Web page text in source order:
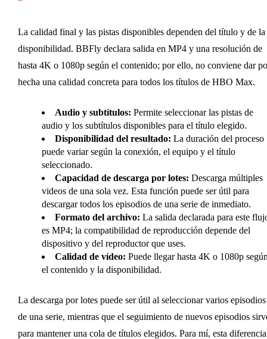
La calidad final y las pistas disponibles dependen del título y de la
disponibilidad. BBFly declara salida en MP4 y una resolución de
hasta 4K o 1080p según el contenido; por ello, no conviene dar
hecha una calidad concreta para todos los títulos de HBO Max.
Audio y subtítulos: Permite seleccionar las pistas de
audio y los subtítulos disponibles para el título elegido.
Disponibilidad del resultado: La duración del proceso
puede variar según la conexión, el equipo y el título
seleccionado.
Capacidad de descarga por lotes: Descarga múltiples
videos de una sola vez. Esta función puede ser útil para
descargar todos los episodios de una serie de inmediato.
Formato del archivo: La salida declarada para este
es MP4; la compatibilidad de reproducción depende del
dispositivo y del reproductor que uses.
Calidad de vídeo: Puede llegar hasta 4K o 1080p
el contenido y la disponibilidad.
La descarga por lotes puede ser útil al seleccionar varios episodios
de una serie, mientras que el seguimiento de nuevos episodios
para mantener una cola de títulos elegidos. Para mí, esta diferencia